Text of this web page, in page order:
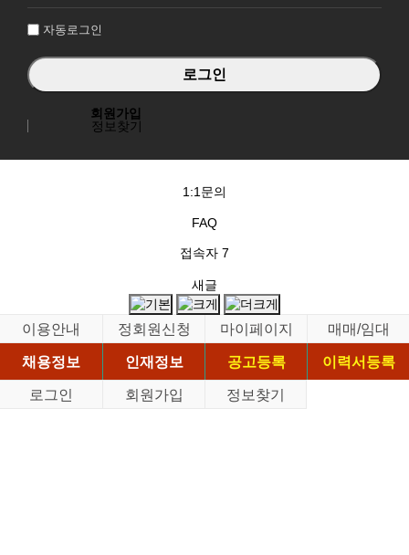
자동로그인
회원가입
정보찾기
1:1문의
FAQ
접속자 7
새글
이용안내 정회원신청 마이페이지
매매/임대
채용정보
인재정보 공고등록
이력서등록
로그인
회원가입 정보찾기